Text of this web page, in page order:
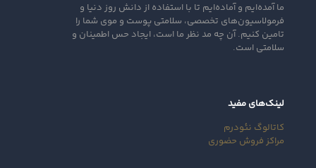
ما آمده‌ایم و آماده‌ایم تا با استفاده از دانش روز دنیا و
فرمولاسیون‌های تخصصی، سلامتی پوست و موی شما را
تامین کنیم. آن‌ چه مد نظر ما است، ایجاد حس اطمینان و
سلامتی است.
لینک‌های مفید
کاتالوگ نئودرم
مراکز فروش حضوری